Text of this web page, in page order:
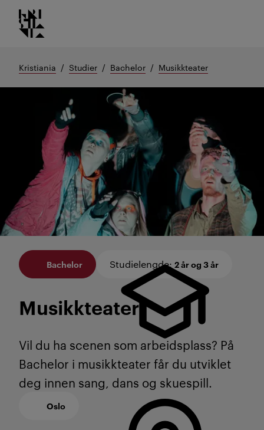
Gå
til
Kristiania logo
Kristiania Studier Bachelor Musikkteater
Bachelor Studielengde: 2 år og 3 år
Musikkteater
Vil du ha scenen som arbeidsplass? På
Bachelor i musikkteater får du utviklet
deg innen sang, dans og skuespill.
Oslo